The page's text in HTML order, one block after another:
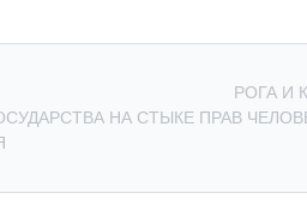
РОГА И
НА СТЫКЕ ПРАВ